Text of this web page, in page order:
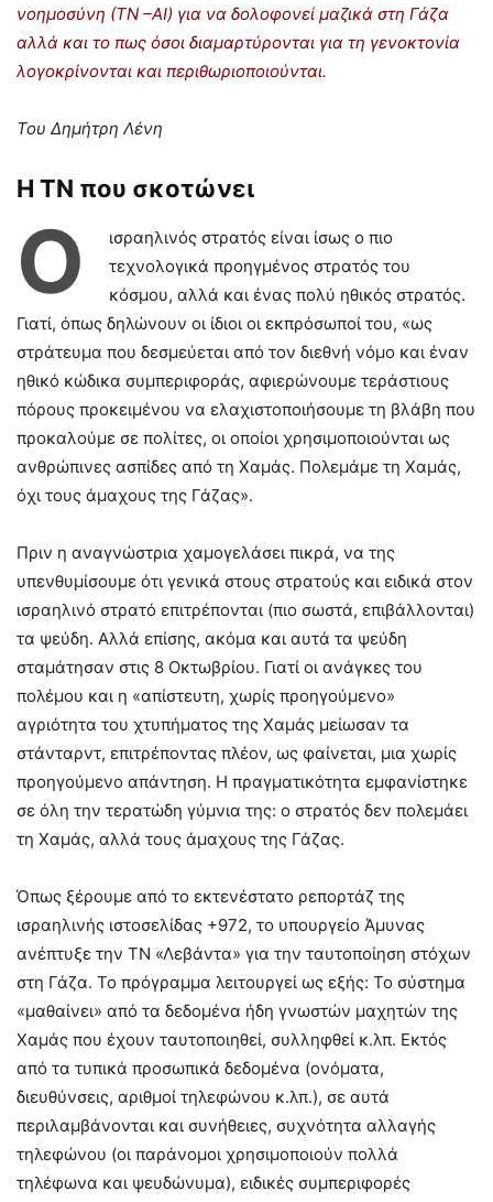
νοημοσύνη (ΤΝ –ΑΙ) για να δολοφονεί μαζικά στη Γάζα
αλλά και το πως όσοι διαμαρτύρονται για τη γενοκτονία
λογοκρίνονται και περιθωριοποιούνται.
Του Δημήτρη Λένη
Η ΤΝ που σκοτώνει
Ο
ισραηλινός στρατός είναι ίσως ο πιο
τεχνολογικά προηγμένος στρατός του
κόσμου, αλλά και ένας πολύ ηθικός στρατός.
Γιατί, όπως δηλώνουν οι ίδιοι οι εκπρόσωποί του, «ως
στράτευμα που δεσμεύεται από τον διεθνή νόμο και έναν
ηθικό κώδικα συμπεριφοράς, αφιερώνουμε τεράστιους
πόρους προκειμένου να ελαχιστοποιήσουμε τη βλάβη που
προκαλούμε σε πολίτες, οι οποίοι χρησιμοποιούνται ως
ανθρώπινες ασπίδες από τη Χαμάς. Πολεμάμε τη Χαμάς,
όχι τους άμαχους της Γάζας».
Πριν η αναγνώστρια χαμογελάσει πικρά, να της
υπενθυμίσουμε ότι γενικά στους στρατούς και ειδικά στον
ισραηλινό στρατό επιτρέπονται (πιο σωστά, επιβάλλονται)
τα ψεύδη. Αλλά επίσης, ακόμα και αυτά τα ψεύδη
σταμάτησαν στις 8 Οκτωβρίου. Γιατί οι ανάγκες του
πολέμου και η «απίστευτη, χωρίς προηγούμενο»
αγριότητα του χτυπήματος της Χαμάς μείωσαν τα
στάνταρντ, επιτρέποντας πλέον, ως φαίνεται, μια χωρίς
προηγούμενο απάντηση. Η πραγματικότητα εμφανίστηκε
σε όλη την τερατώδη γύμνια της: ο στρατός δεν πολεμάει
τη Χαμάς, αλλά τους άμαχους της Γάζας.
Όπως ξέρουμε από το εκτενέστατο ρεπορτάζ της
ισραηλινής ιστοσελίδας +972, το υπουργείο Άμυνας
ανέπτυξε την ΤΝ «Λεβάντα» για την ταυτοποίηση στόχων
στη Γάζα. Το πρόγραμμα λειτουργεί ως εξής: Το σύστημα
«μαθαίνει» από τα δεδομένα ήδη γνωστών μαχητών της
Χαμάς που έχουν ταυτοποιηθεί, συλληφθεί κ.λπ. Εκτός
από τα τυπικά προσωπικά δεδομένα (ονόματα,
διευθύνσεις, αριθμοί τηλεφώνου κ.λπ.), σε αυτά
περιλαμβάνονται και συνήθειες, συχνότητα αλλαγής
τηλεφώνου (οι παράνομοι χρησιμοποιούν πολλά
τηλέφωνα και ψευδώνυμα), ειδικές συμπεριφορές